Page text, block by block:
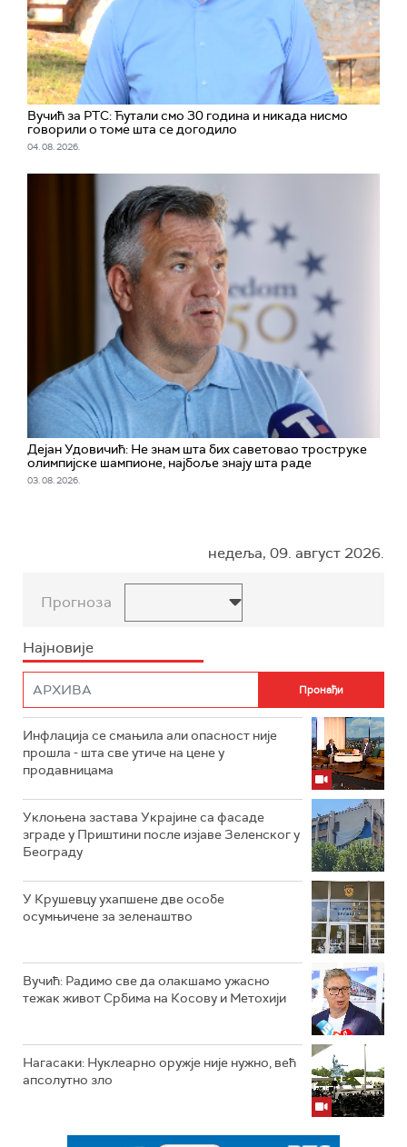
Вучић за РТС: Ћутали смо 30 година и никада нисмо
говорили о томе шта се догодило
04. 08. 2026.
Дејан Удовичић: Не знам шта бих саветовао троструке
олимпијске шампионе, најбоље знају шта раде
03. 08. 2026.
недеља, 09. август 2026.
Прогноза
Најновије
Инфлација се смањила али опасност није
прошла - шта све утиче на цене у
продавницама
Уклоњена застава Украјине са фасаде
зграде у Приштини после изјаве Зеленског у
Београду
У Крушевцу ухапшене две особе
осумњичене за зеленаштво
Вучић: Радимо све да олакшамо ужасно
тежак живот Србима на Косову и Метохији
Нагасаки: Нуклеарно оружје није нужно, већ
апсолутно зло